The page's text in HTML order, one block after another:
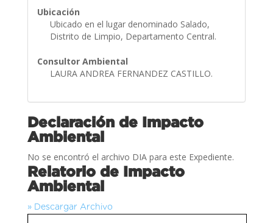
Ubicación
Ubicado en el lugar denominado Salado,
Distrito de Limpio, Departamento Central.
Consultor Ambiental
LAURA ANDREA FERNANDEZ CASTILLO.
Declaración de Impacto
Ambiental
No se encontró el archivo DIA para este Expediente.
Relatorio de Impacto
Ambiental
» Descargar Archivo